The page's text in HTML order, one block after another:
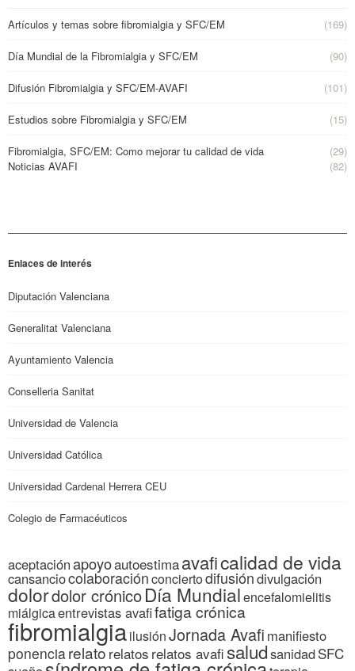
Artículos y temas sobre fibromialgia y SFC/EM (169)
Día Mundial de la Fibromialgia y SFC/EM (90)
Difusión Fibromialgia y SFC/EM-AVAFI (101)
Estudios sobre Fibromialgia y SFC/EM (15)
Fibromialgia, SFC/EM: Como mejorar tu calidad de vida
(29)
Noticias AVAFI
(82)
Enlaces de interés
Diputación Valenciana
Generalitat Valenciana
Ayuntamiento Valencia
Conselleria Sanitat
Universidad de Valencia
Universidad Católica
Universidad Cardenal Herrera CEU
Colegio de Farmacéuticos
aceptaciónapoyoautoestimaavaficalidad de vida
cansanciocolaboraciónconciertodifusióndivulgación
dolordolor crónicoDía Mundialencefalomielitis
miálgicaentrevistas avafifatiga crónica
fibromialgiailusiónJornada Avafi manifiesto
ponenciarelato relatos relatos avafisaludsanidadSFC